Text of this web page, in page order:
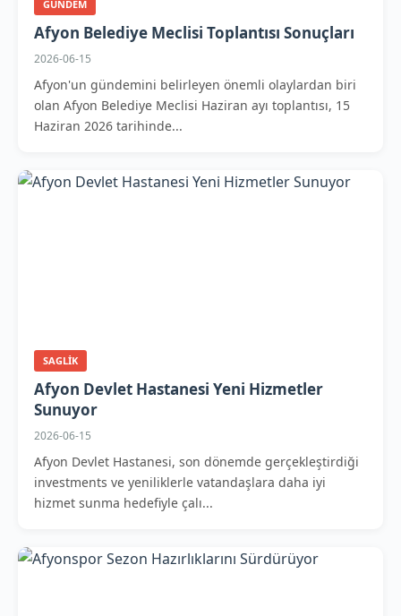
GUNDEM
Afyon Belediye Meclisi Toplantısı Sonuçları
2026-06-15
Afyon'un gündemini belirleyen önemli olaylardan biri
olan Afyon Belediye Meclisi Haziran ayı toplantısı, 15
Haziran 2026 tarihinde...
SAGLIK
Afyon Devlet Hastanesi Yeni Hizmetler
Sunuyor
2026-06-15
Afyon Devlet Hastanesi, son dönemde gerçekleştirdiği
investments ve yeniliklerle vatandaşlara daha iyi
hizmet sunma hedefiyle çalı...